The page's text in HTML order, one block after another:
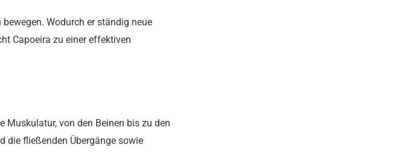
Wodurch er ständig neue
Capoeira zu einer effektiven
Muskulatur, von den Beinen bis zu den
die fließenden Übergänge sowie